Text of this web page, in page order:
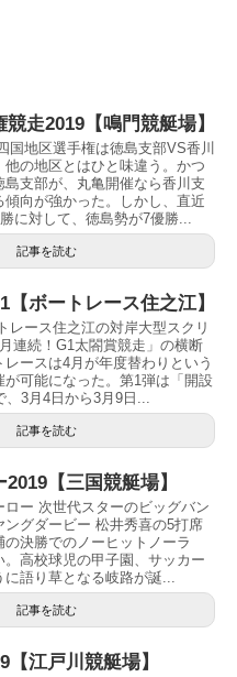
走2019【鳴門競艇場】
国地区選手権は徳島支部VS香川
の地区とはひと味違う。かつ
支部が、丸亀開催なら香川支
向が強かった。しかし、直近
に対して、徳島勢が7優勝...
記事を読む
【ボートレース住之江】
レース住之江の対岸大型スクリ
連続！G1太閤賞競走」の横断
ースは4月が年度替わりという
が可能になった。第1弾は「開設
、3月4日から3月9日...
記事を読む
【三国競艇場】
ー 次世代スターのビッグバン
ングダービー 松井秀喜の5打席
決勝でのノーヒットノーラ
。高校球児の甲子園、サッカー
に語り草となる岐路が誕...
記事を読む
江戸川競艇場】